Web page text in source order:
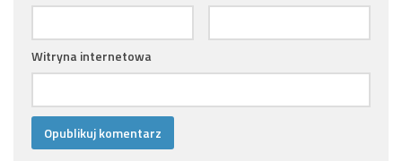
Witryna internetowa